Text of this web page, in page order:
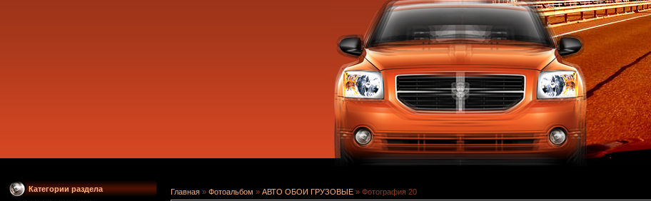
Категории раздела
Главная » Фотоальбом » АВТО ОБОИ ГРУЗОВЫЕ » Фотография 20